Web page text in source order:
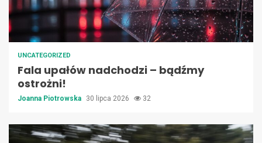
UNCATEGORIZED
Fala upałów nadchodzi – bądźmy
ostrożni!
Joanna Piotrowska 30 lipca 2026 32